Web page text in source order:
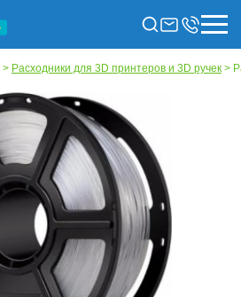
> Расходники для 3D принтеров и 3D ручек >